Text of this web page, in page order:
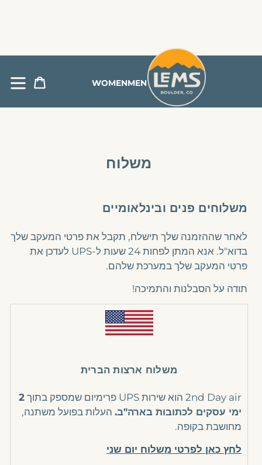
MEN
WOMEN
Cart
משלוח
משלוחים פנים ובינלאומיים
לאחר שההזמנה שלך תישלח, תקבל את פרטי המעקב שלך
בדוא"ל. אנא המתן לפחות 24 שעות ל-UPS לעדכן את
פרטי המעקב שלך במערכת שלהם.
תודה על הסבלנות והתמיכה!
משלוח ארצות הברית
2nd Day air הוא שירות UPS פרימיום שמספק בתוך
2
ימי עסקים לכתובות בארה"ב. העלות בפועל משתנה,
מחושבת בקופה.
לחץ כאן לפרטי משלוח יום שני